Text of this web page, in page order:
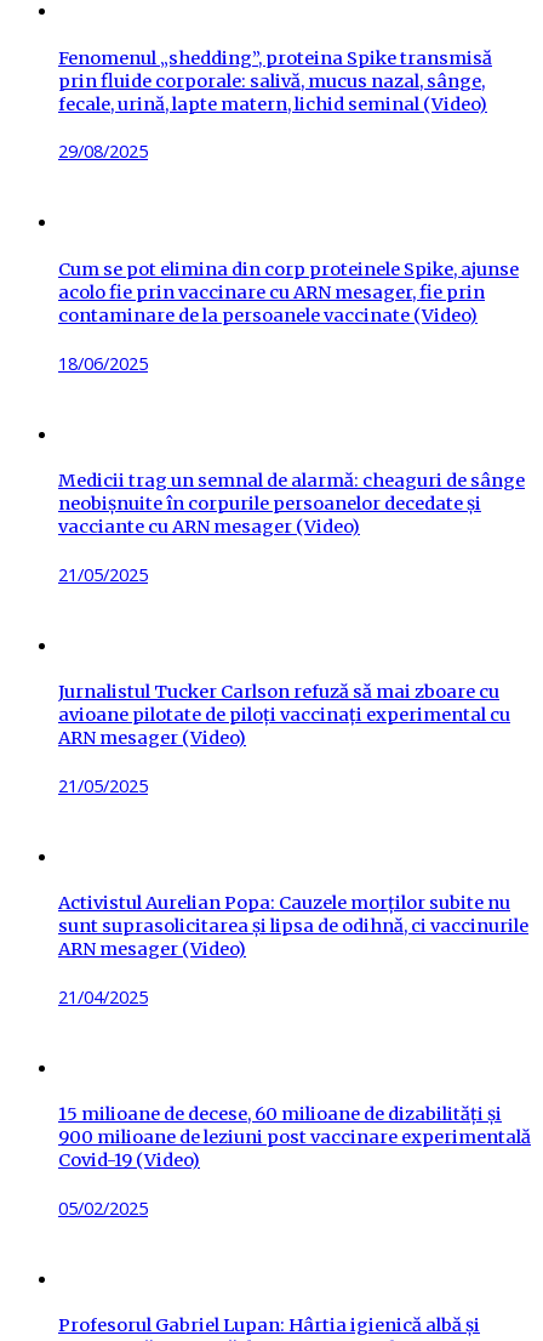
Fenomenul „shedding”, proteina Spike transmisă
prin fluide corporale: salivă, mucus nazal, sânge,
fecale, urină, lapte matern, lichid seminal (Video)
Posted
29/08/2025
Cum se pot elimina din corp proteinele Spike, ajunse
acolo fie prin vaccinare cu ARN mesager, fie prin
contaminare de la persoanele vaccinate (Video)
Posted
18/06/2025
Medicii trag un semnal de alarmă: cheaguri de sânge
neobișnuite în corpurile persoanelor decedate și
vacciante cu ARN mesager (Video)
Posted
21/05/2025
Jurnalistul Tucker Carlson refuză să mai zboare cu
avioane pilotate de piloți vaccinați experimental cu
ARN mesager (Video)
Posted
21/05/2025
Activistul Aurelian Popa: Cauzele morților subite nu
sunt suprasolicitarea și lipsa de odihnă, ci vaccinurile
ARN mesager (Video)
Posted
21/04/2025
15 milioane de decese, 60 milioane de dizabilități și
900 milioane de leziuni post vaccinare experimentală
Covid-19 (Video)
Posted
05/02/2025
Profesorul Gabriel Lupan: Hârtia igienică albă și